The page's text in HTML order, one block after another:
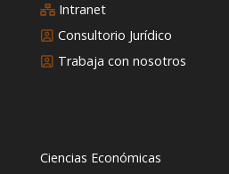
Intranet
Consultorio Jurídico
Trabaja con nosotros
Ciencias Económicas